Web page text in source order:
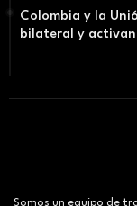
Colombia y la
bilateral y
Somos un equipo de